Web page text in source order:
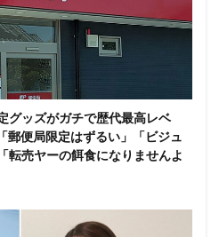
グッズがガチで歴代最高レベ
郵便局限定はずるい」「ビジュ
転売ヤーの餌食になりませんよ